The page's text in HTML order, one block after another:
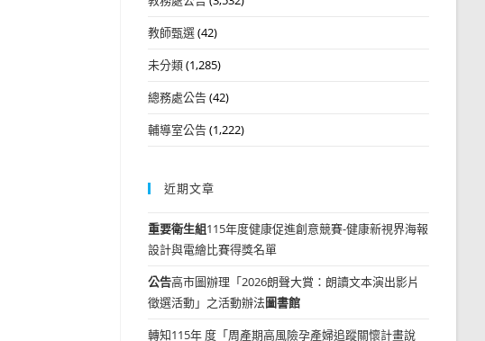
教師甄選(42)
未分類(1,285)
總務處公告(42)
輔導室公告(1,222)
近期文章
重要衛生組115年度健康促進創意競賽-健康新視界海報
設計與電繪比賽得獎名單
公告高市圖辦理「2026朗聲大賞：朗讀文本演出影片
徵選活動」之活動辦法圖書館
轉知115年 度「周產期高風險孕產婦追蹤關懷計畫說